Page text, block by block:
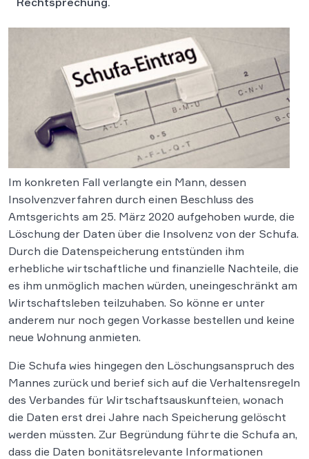
Im konkreten Fall verlangte ein Mann, dessen
Insolvenzverfahren durch einen Beschluss des
Amtsgerichts am 25. März 2020 aufgehoben wurde, die
Löschung der Daten über die Insolvenz von der Schufa.
Durch die Datenspeicherung entstünden ihm
erhebliche wirtschaftliche und finanzielle Nachteile, die
es ihm unmöglich machen würden, uneingeschränkt am
Wirtschaftsleben teilzuhaben. So könne er unter
anderem nur noch gegen Vorkasse bestellen und keine
neue Wohnung anmieten.
Die Schufa wies hingegen den Löschungsanspruch des
Mannes zurück und berief sich auf die Verhaltensregeln
des Verbandes für Wirtschaftsauskunfteien, wonach
die Daten erst drei Jahre nach Speicherung gelöscht
werden müssten. Zur Begründung führte die Schufa an,
dass die Daten bonitätsrelevante Informationen